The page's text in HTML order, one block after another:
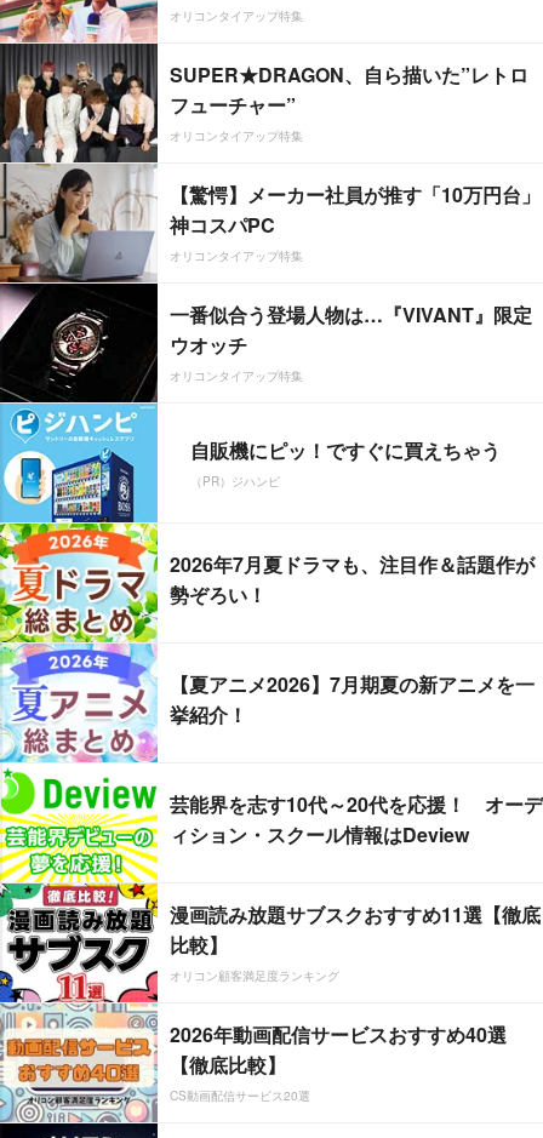
オリコンタイアップ特集
SUPER★DRAGON、自ら描いた”レトロ
フューチャー”
オリコンタイアップ特集
【驚愕】メーカー社員が推す「10万円台」
神コスパPC
オリコンタイアップ特集
一番似合う登場人物は…『VIVANT』限定
ウオッチ
オリコンタイアップ特集
自販機にピッ！ですぐに買えちゃう
（PR）ジハンピ
2026年7月夏ドラマも、注目作＆話題作が
勢ぞろい！
【夏アニメ2026】7月期夏の新アニメを一
挙紹介！
芸能界を志す10代～20代を応援！ オーデ
ィション・スクール情報はDeview
漫画読み放題サブスクおすすめ11選【徹底
比較】
オリコン顧客満足度ランキング
2026年動画配信サービスおすすめ40選
【徹底比較】
CS動画配信サービス20選